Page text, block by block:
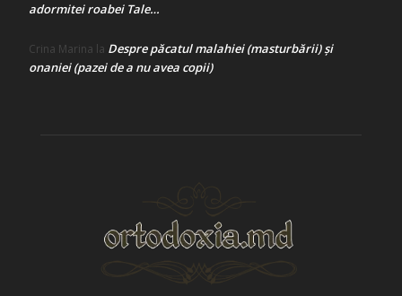
adormitei roabei Tale…
Crina Marina la Despre păcatul malahiei (masturbării) şi
onaniei (pazei de a nu avea copii)